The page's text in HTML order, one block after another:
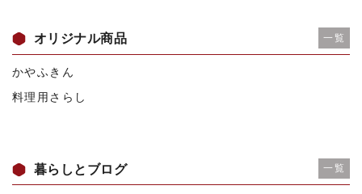
オリジナル商品 一覧
かやふきん
料理用さらし
暮らしとブログ 一覧